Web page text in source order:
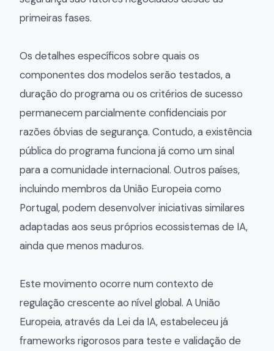
primeiras fases.
Os detalhes específicos sobre quais os
componentes dos modelos serão testados, a
duração do programa ou os critérios de sucesso
permanecem parcialmente confidenciais por
razões óbvias de segurança. Contudo, a existência
pública do programa funciona já como um sinal
para a comunidade internacional. Outros países,
incluindo membros da União Europeia como
Portugal, podem desenvolver iniciativas similares
adaptadas aos seus próprios ecossistemas de IA,
ainda que menos maduros.
Este movimento ocorre num contexto de
regulação crescente ao nível global. A União
Europeia, através da Lei da IA, estabeleceu já
frameworks rigorosos para teste e validação de